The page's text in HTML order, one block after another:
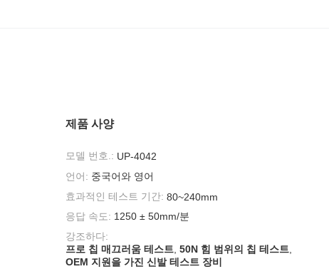
제품 사양
모델 번호.: UP-4042
언어: 중국어와 영어
효과적인 테스트 기간: 80~240mm
응답 속도: 1250 ± 50mm/분
강조하다:
프로 칩 매끄러움 테스트, 50N 힘 범위의 칩 테스트,
OEM 지원을 가진 신발 테스트 장비